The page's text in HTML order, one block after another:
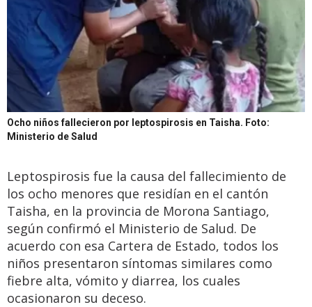
Ocho niños fallecieron por leptospirosis en Taisha. Foto:
Ministerio de Salud
Leptospirosis fue la causa del fallecimiento de
los ocho menores que residían en el cantón
Taisha, en la provincia de Morona Santiago,
según confirmó el Ministerio de Salud. De
acuerdo con esa Cartera de Estado, todos los
niños presentaron síntomas similares como
fiebre alta, vómito y diarrea, los cuales
ocasionaron su deceso.